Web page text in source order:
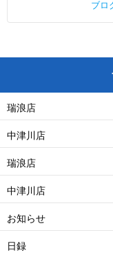
ブロ
瑞浪店
中津川店
瑞浪店
中津川店
お知らせ
日録